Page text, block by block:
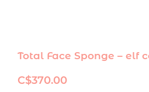
Total Face Sponge – elf
C$370.00